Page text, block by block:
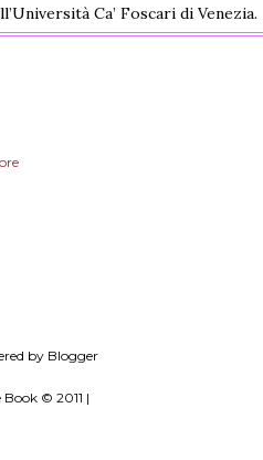
Ca’ Foscari di Venezia.
by Blogger
Book © 2011 |